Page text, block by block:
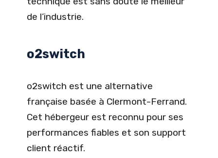
de l’industrie.
o2switch
o2switch est une alternative
française basée à Clermont-Ferrand.
Cet hébergeur est reconnu pour ses
performances fiables et son support
client réactif.